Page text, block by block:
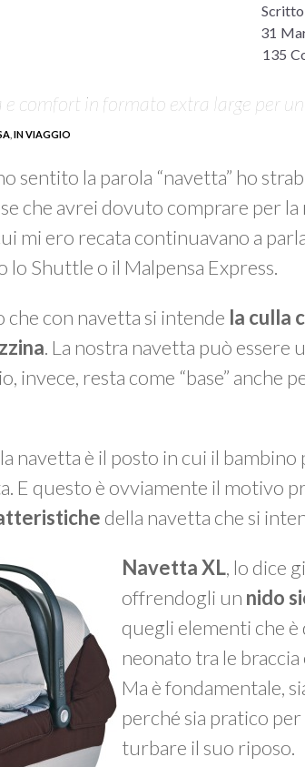
31
135
e comfort in formato extra large per
,IN VIAGGIO
sentito la parola “navetta” ho
che avrei dovuto comprare per
mi ero recata continuavano a
lo Shuttle o il Malpensa Express.
che con navetta si intende la culla
. La nostra navetta può essere
invece, resta come “base” anche
navetta è il posto in cui il
E questo è ovviamente il motivo
della navetta che si
Navetta XL, lo dice
offrendogli un nido
quegli elementi che
neonato tra le
Ma è fondamentale,
perché sia pratico
turbare il suo riposo.